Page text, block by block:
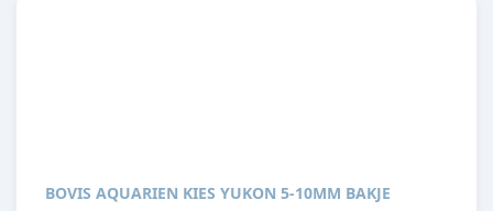
BOVIS AQUARIEN KIES YUKON 5-10MM BAKJE